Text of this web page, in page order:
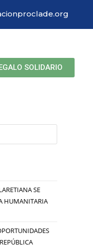
SOLIDARIO
SE
HUMANITARIA